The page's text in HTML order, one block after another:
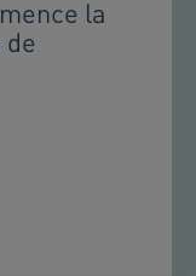
la
de